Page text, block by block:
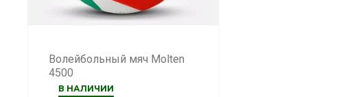
Волейбольный мяч Molten
4500
В НАЛИЧИИ